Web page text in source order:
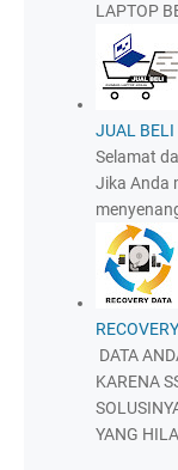
LAPTOP
JUAL BELI
Selamat
Jika Anda
DATA
KARENA
YANG